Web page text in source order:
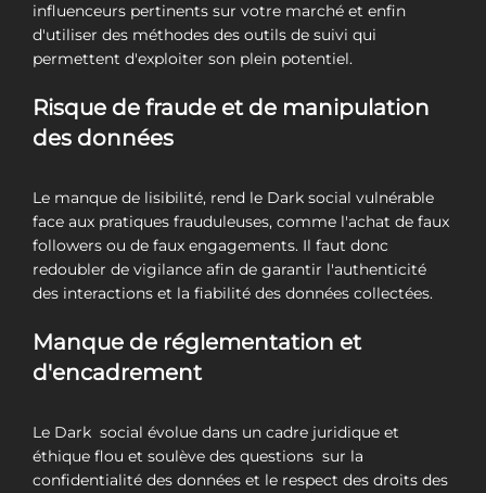
influenceurs pertinents sur votre marché et enfin
d'utiliser des méthodes des outils de suivi qui
permettent d'exploiter son plein potentiel.
Risque de fraude et de manipulation
des données
Le manque de lisibilité, rend le Dark social vulnérable
face aux pratiques frauduleuses, comme l'achat de faux
followers ou de faux engagements. Il faut donc
redoubler de vigilance afin de garantir l'authenticité
des interactions et la fiabilité des données collectées.
Manque de réglementation et
d'encadrement
Le Dark social évolue dans un cadre juridique et
éthique flou et soulève des questions sur la
confidentialité des données et le respect des droits des